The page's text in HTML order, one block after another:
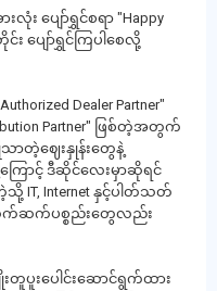
လုံး ပျော်ရွှင်စရာ "Happy
င်း ပျော်ရွှင်ကြပါစေလို့
Dealer Partner"
Partner" ဖြစ်တဲ့အတွက်
သာတဲ့ဈေးနှုန်းတွေနဲ့
ောင့် ဒီဆိုင်လေးမှာဆိုရင်
ကဲ့သို့ IT, Internet နှင့်ပါတ်သတ်
ဆက်ဆက်ပစ္စည်းတွေလည်း
တူပူးပေါင်းဆောင်ရွက်ထား